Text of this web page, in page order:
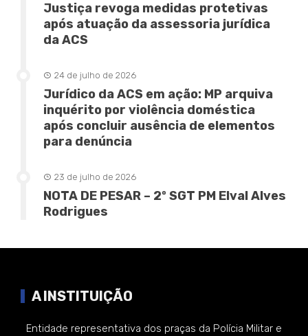
Justiça revoga medidas protetivas
após atuação da assessoria jurídica
da ACS
24 de julho de 2026
Jurídico da ACS em ação: MP arquiva
inquérito por violência doméstica
após concluir ausência de elementos
para denúncia
23 de julho de 2026
NOTA DE PESAR – 2º SGT PM Elval Alves
Rodrigues
A INSTITUIÇÃO
Entidade representativa dos praças da Polícia Militar e